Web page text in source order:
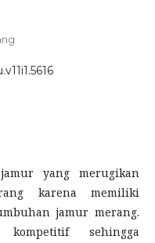
yang merugikan
karena memiliki
jamur merang.
sehingga